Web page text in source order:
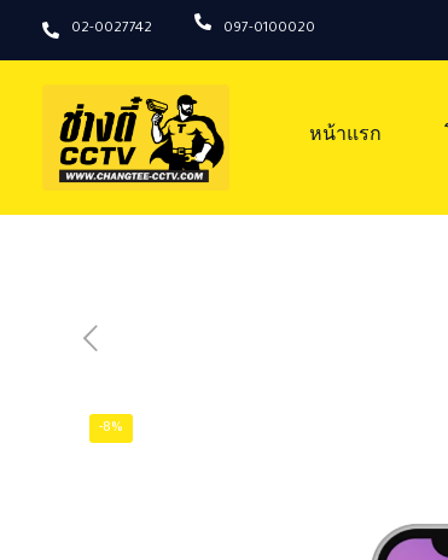
02-0027742 097-0100020
หน้าแรก
-8%